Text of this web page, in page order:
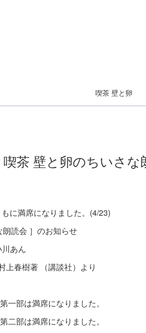
喫茶 壁と卵
喫茶 壁と卵のちいさ
に満席になりました。(4/23)
読会 ］のお知らせ
あん
上春樹著 （講談社）より
部は満席になりました。
部は満席になりました。